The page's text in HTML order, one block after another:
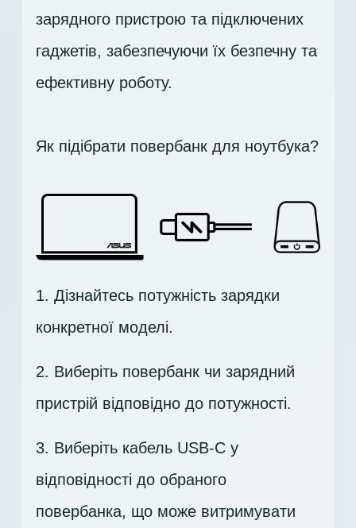
зарядного пристрою та підключених
гаджетів, забезпечуючи їх безпечну та
ефективну роботу.
Як підібрати повербанк для ноутбука?
1. Дізнайтесь потужність зарядки
конкретної моделі.
2. Виберіть повербанк чи зарядний
пристрій відповідно до потужності.
3. Виберіть кабель USB-C у
відповідності до обраного
повербанка, що може витримувати